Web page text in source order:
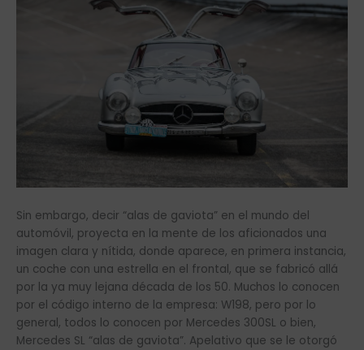
Sin embargo, decir “alas de gaviota” en el mundo del
automóvil, proyecta en la mente de los aficionados una
imagen clara y nítida, donde aparece, en primera instancia,
un coche con una estrella en el frontal, que se fabricó allá
por la ya muy lejana década de los 50. Muchos lo conocen
por el código interno de la empresa: W198, pero por lo
general, todos lo conocen por Mercedes 300SL o bien,
Mercedes SL “alas de gaviota”. Apelativo que se le otorgó